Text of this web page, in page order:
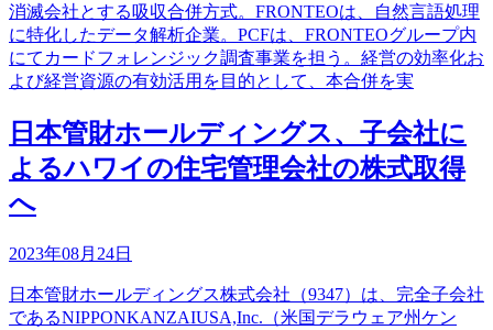
消滅会社とする吸収合併方式。FRONTEOは、自然言語処理
に特化したデータ解析企業。PCFは、FRONTEOグループ内
にてカードフォレンジック調査事業を担う。経営の効率化お
よび経営資源の有効活用を目的として、本合併を実
日本管財ホールディングス、子会社に
よるハワイの住宅管理会社の株式取得
へ
2023年08月24日
日本管財ホールディングス株式会社（9347）は、完全子会社
であるNIPPONKANZAIUSA,Inc.（米国デラウェア州ケン